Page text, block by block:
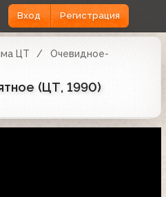
Вход Регистрация
ЦТ
Очевидное-
(ЦТ, 1990)